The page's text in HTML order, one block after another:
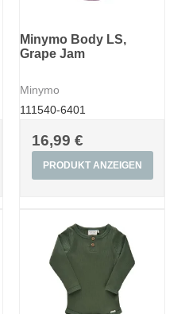
Minymo Body LS,
Grape Jam
Minymo
111540-6401
16,99 €
PRODUKT ANZEIGEN